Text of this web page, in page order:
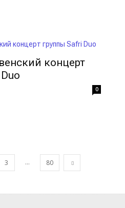
концерт
0
3 ... 80